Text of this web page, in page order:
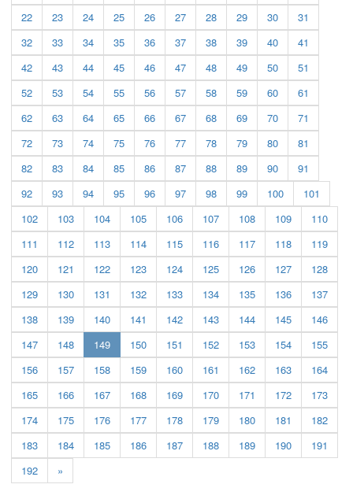
22 23 24 25 26 27 28 29 30
31
32
33 34 35 36 37 38 39 40
41
42
43 44 45 46 47 48 49 50
51
52
53 54 55 56 57 58 59 60
61
62
63 64 65 66 67 68 69 70
71
72
73 74 75 76 77 78 79 80
81
82
83 84 85 86 87 88 89 90
91
92
93 94 95 96 97 98 99 100
101
102
103 104 105 106 107 108 109
110
111
112 113 114 115 116 117 118
119
120
121 122 123 124 125 126 127
128
129
130 131 132 133 134 135 136
137
138
139 140 141 142 143 144 145
146
147
148 149(current)
150 151 152 153 154
155
156
157 158 159 160 161 162 163
164
165
166 167 168 169 170 171 172
173
174
175 176 177 178 179 180 181
182
183
184 185 186 187 188 189 190
191
192
»